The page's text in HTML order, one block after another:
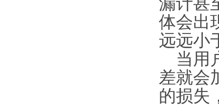
体会出
远远小
当用
差就会
的损失